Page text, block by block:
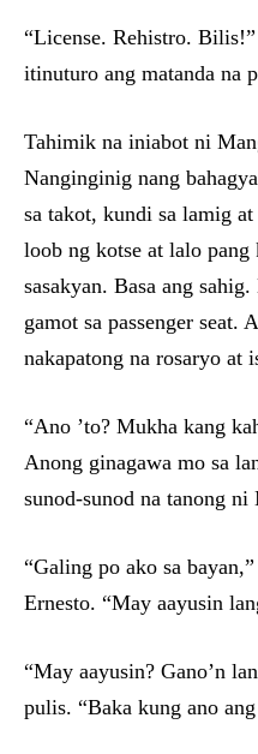
“License. Rehistro.
itinuturo ang matanda na
Tahimik na iniabot ni
Nanginginig nang
sa takot, kundi sa lamig
loob ng kotse at lalo
sasakyan. Basa ang
gamot sa passenger seat.
nakapatong na rosaryo at
“Ano ’to? Mukha kang
Anong ginagawa mo sa
sunod-sunod na tanong ni
“Galing po ako sa
Ernesto. “May aayusin
“May aayusin? Gano’n
pulis. “Baka kung ano